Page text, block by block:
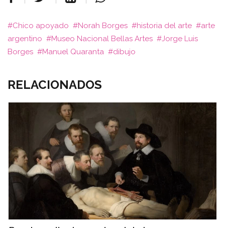
Chico apoyado Norah Borges historia del arte
arte
argentino
Museo Nacional Bellas Artes
Jorge Luis
Borges
Manuel Quaranta dibujo
RELACIONADOS